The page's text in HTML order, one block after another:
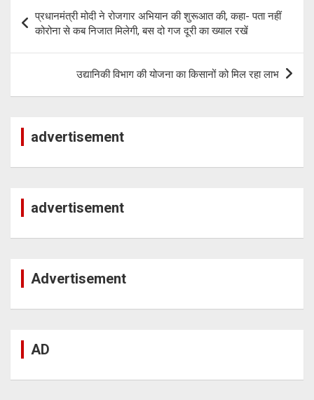
p
p
k
m
navigation
प्रधानमंत्री मोदी ने रोजगार अभियान की शुरूआत की, कहा- पता नहीं
कोरोना से कब निजात मिलेगी, बस दो गज दूरी का ख्याल रखें
उद्यानिकी विभाग की योजना का किसानों को मिल रहा लाभ
advertisement
advertisement
Advertisement
AD